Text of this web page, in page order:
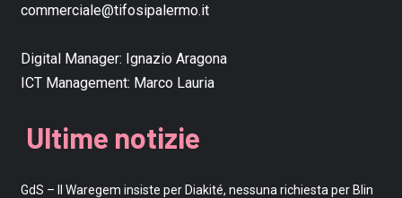
commerciale@tifosipalermo.it
Digital Manager: Ignazio Aragona
ICT Management: Marco Lauria
Ultime notizie
GdS – Il Waregem insiste per Diakité, nessuna richiesta per Blin